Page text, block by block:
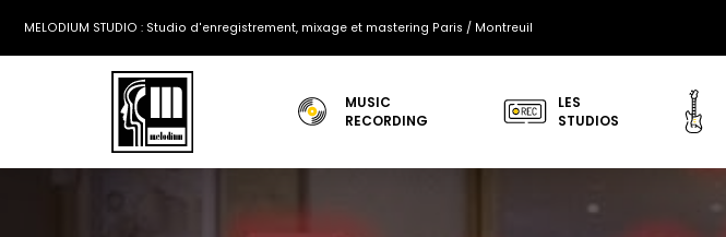
MELODIUM STUDIO : Studio d'enregistrement, mixage et mastering Paris / Montreuil
MUSIC
RECORDING
LES
STUDIOS